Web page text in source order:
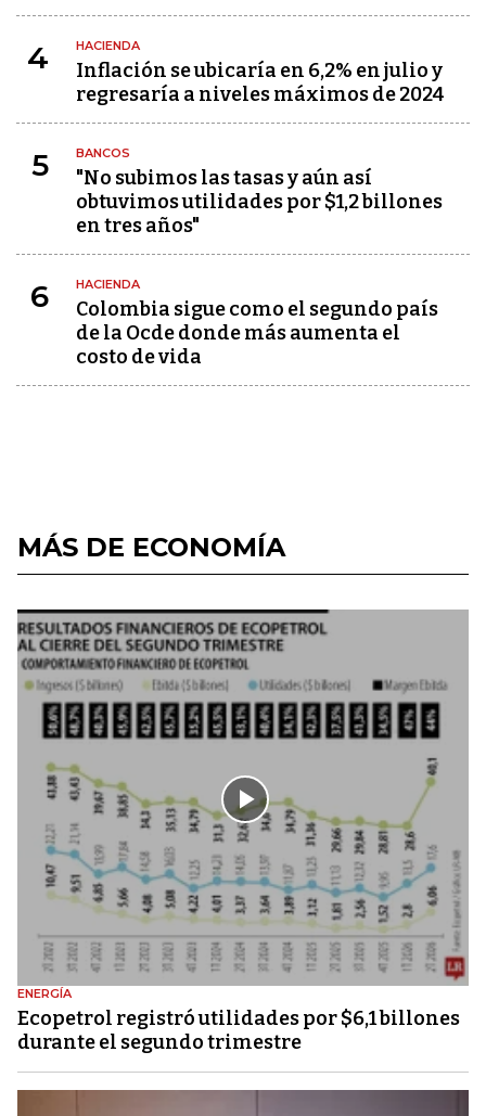
4 HACIENDA
Inflación se ubicaría en 6,2% en julio y
regresaría a niveles máximos de 2024
5 BANCOS
"No subimos las tasas y aún así
obtuvimos utilidades por $1,2 billones
en tres años"
6 HACIENDA
Colombia sigue como el segundo país
de la Ocde donde más aumenta el
costo de vida
MÁS DE ECONOMÍA
ENERGÍA
Ecopetrol registró utilidades por $6,1 billones
durante el segundo trimestre